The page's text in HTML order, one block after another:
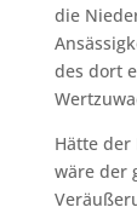
die
des dort
Hätte der
wäre der